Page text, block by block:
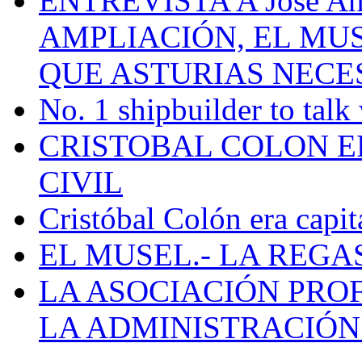
AMPLIACIÓN, EL
QUE ASTURIAS
No. 1 shipbuilder to talk
CRISTOBAL COLON
CIVIL
Cristóbal Colón era
EL MUSEL.- LA
LA ASOCIACIÓN
LA